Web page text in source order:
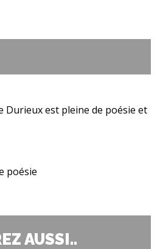
Durieux est pleine de poésie et
poésie
AUSSI..